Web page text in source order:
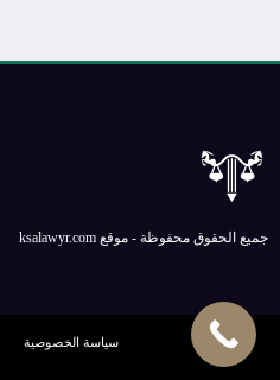
جميع الحقوق محفوظة - موقع ksalawyr.com
سياسة الخصوصية